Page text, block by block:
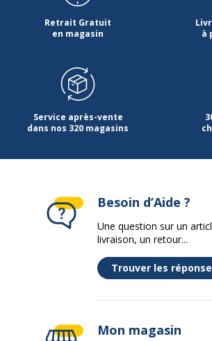
Retrait Gratuit
en magasin
à
Service après-vente
dans nos 320 magasins
Besoin d’Aide ?
Une question sur un
livraison, un retour...
Trouver les
Mon magasin